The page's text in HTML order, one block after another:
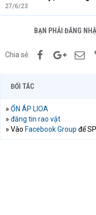
27/6/23
BẠN PHẢI ĐĂNG
Chia sẻ: FacebookGoogle+
ĐỐI TÁC
» ỔN ÁP LIOA
» đăng tin rao vặt
» Vào Facebook Group để